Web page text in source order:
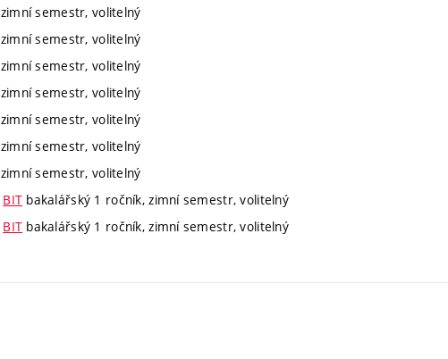
semestr, volitelný
semestr, volitelný
semestr, volitelný
semestr, volitelný
semestr, volitelný
semestr, volitelný
semestr, volitelný
BIT bakalářský 1 ročník, zimní semestr, volitelný
BIT bakalářský 1 ročník, zimní semestr, volitelný